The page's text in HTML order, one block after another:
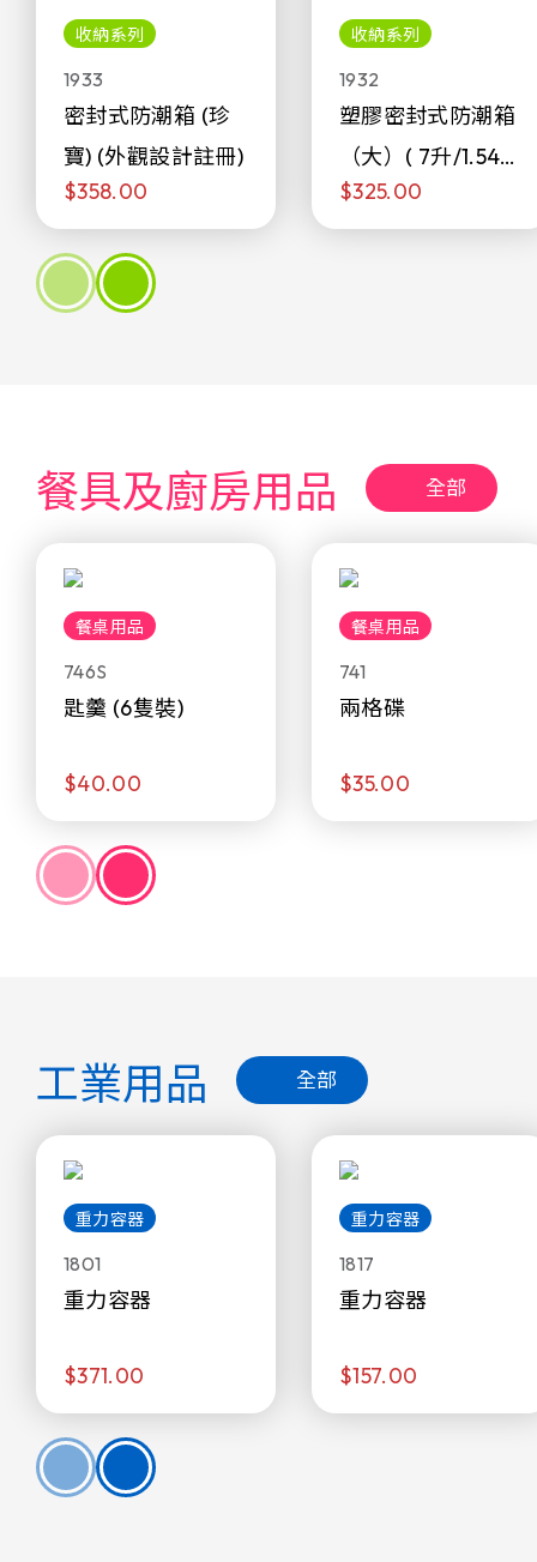
收納系列
1933
密封式防潮箱 (珍
寶) (外觀設計註冊)
$358.00
收納系列
1932
塑膠密封式防潮箱
（大）( 7升/1.54加
侖)
$325.00
餐具及廚房用品 全部
餐桌用品
746S
匙羹 (6隻裝)
$40.00
餐桌用品
741
兩格碟
$35.00
工業用品 全部
重力容器
1801
重力容器
$371.00
重力容器
1817
重力容器
$157.00